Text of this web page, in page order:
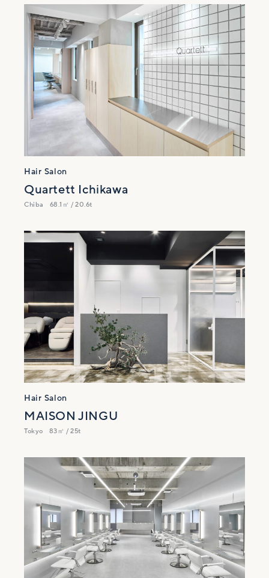
Hair Salon
Quartett Ichikawa
Chiba 68.1㎡ / 20.6t
Hair Salon
MAISON JINGU
Tokyo 83㎡ / 25t